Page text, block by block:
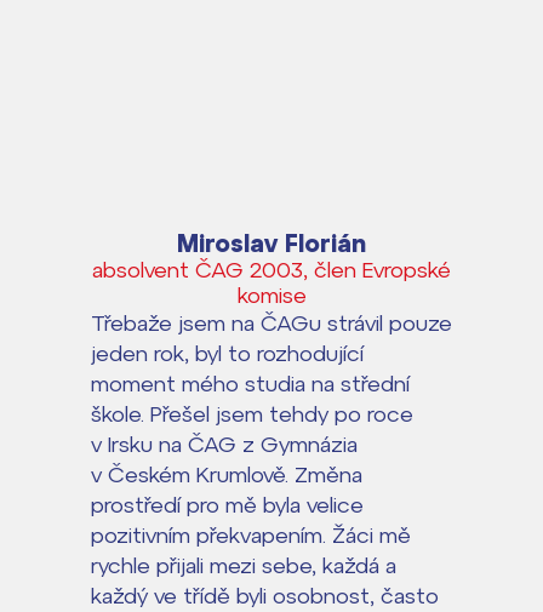
Třebaže jsem na ČAGu strávil pouze
jeden rok, byl to rozhodující
moment mého studia na střední
škole. Přešel jsem tehdy po roce
v Irsku na ČAG z Gymnázia
v Českém Krumlově. Změna
prostředí pro mě byla velice
pozitivním překvapením. Žáci mě
rychle přijali mezi sebe, každá a
každý ve třídě byli osobnost, často
Miroslav Florián
absolvent ČAG 2003, člen Evropské
komise